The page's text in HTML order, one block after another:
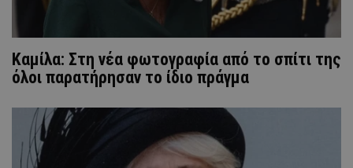
Καμίλα: Στη νέα φωτογραφία από το σπίτι της
όλοι παρατήρησαν το ίδιο πράγμα